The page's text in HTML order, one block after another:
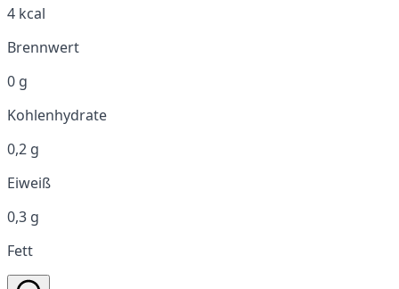
4 kcal
Brennwert
0 g
Kohlenhydrate
0,2 g
Eiweiß
0,3 g
Fett